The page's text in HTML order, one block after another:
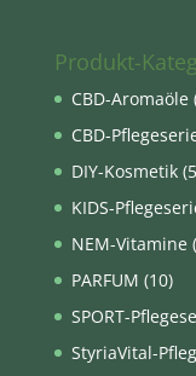
Produkt-
CBD-Aromaöle
CBD-
DIY-Kosmetik
KIDS-
NEM-Vitamine
PARFUM (10)
SPORT-
StyriaVital-